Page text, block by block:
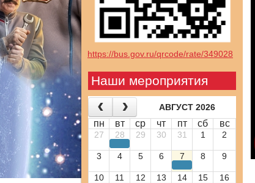
https://bus.gov.ru/qrcode/rate/349028
Наши мероприятия
АВГУСТ 2026
пн вт ср чт пт сб вс
27 28 29 30 31 1 2
3 4 5 6 7 8 9
10 11 12 13 14 15
16